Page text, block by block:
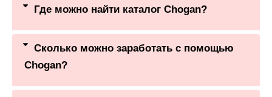
Где можно найти каталог Chogan?
Сколько можно заработать с помощью
Chogan?